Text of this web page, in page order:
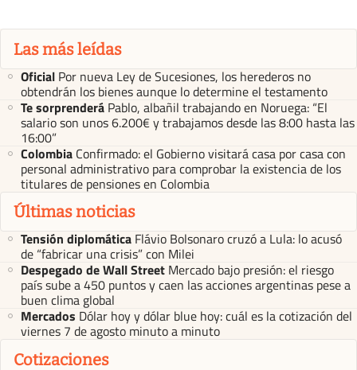
Las más leídas
Oficial Por nueva Ley de Sucesiones, los herederos no
obtendrán los bienes aunque lo determine el testamento
Te sorprenderá Pablo, albañil trabajando en Noruega: “El
salario son unos 6.200€ y trabajamos desde las 8:00 hasta las
16:00”
Colombia Confirmado: el Gobierno visitará casa por casa con
personal administrativo para comprobar la existencia de los
titulares de pensiones en Colombia
Últimas noticias
Tensión diplomática Flávio Bolsonaro cruzó a Lula: lo acusó
de “fabricar una crisis” con Milei
Despegado de Wall Street Mercado bajo presión: el riesgo
país sube a 450 puntos y caen las acciones argentinas pese a
buen clima global
Mercados Dólar hoy y dólar blue hoy: cuál es la cotización del
viernes 7 de agosto minuto a minuto
Cotizaciones